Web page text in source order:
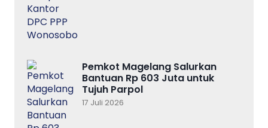
Pemkot Magelang Salurkan
Bantuan Rp 603 Juta untuk
Tujuh Parpol
17 Juli 2026